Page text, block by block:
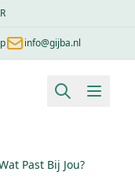
info@gijba.nl
Past Bij Jou?